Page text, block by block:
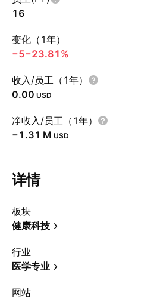
16
变化（1年）
−5−23.81%
收入/员工（1年）
0.00 USD
净收入/员工（1年）
‪−1.31 M‬ USD
详情
板块
健康科技
行业
医学专业
网站